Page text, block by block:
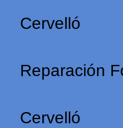
Cervelló
Reparación
Cervelló